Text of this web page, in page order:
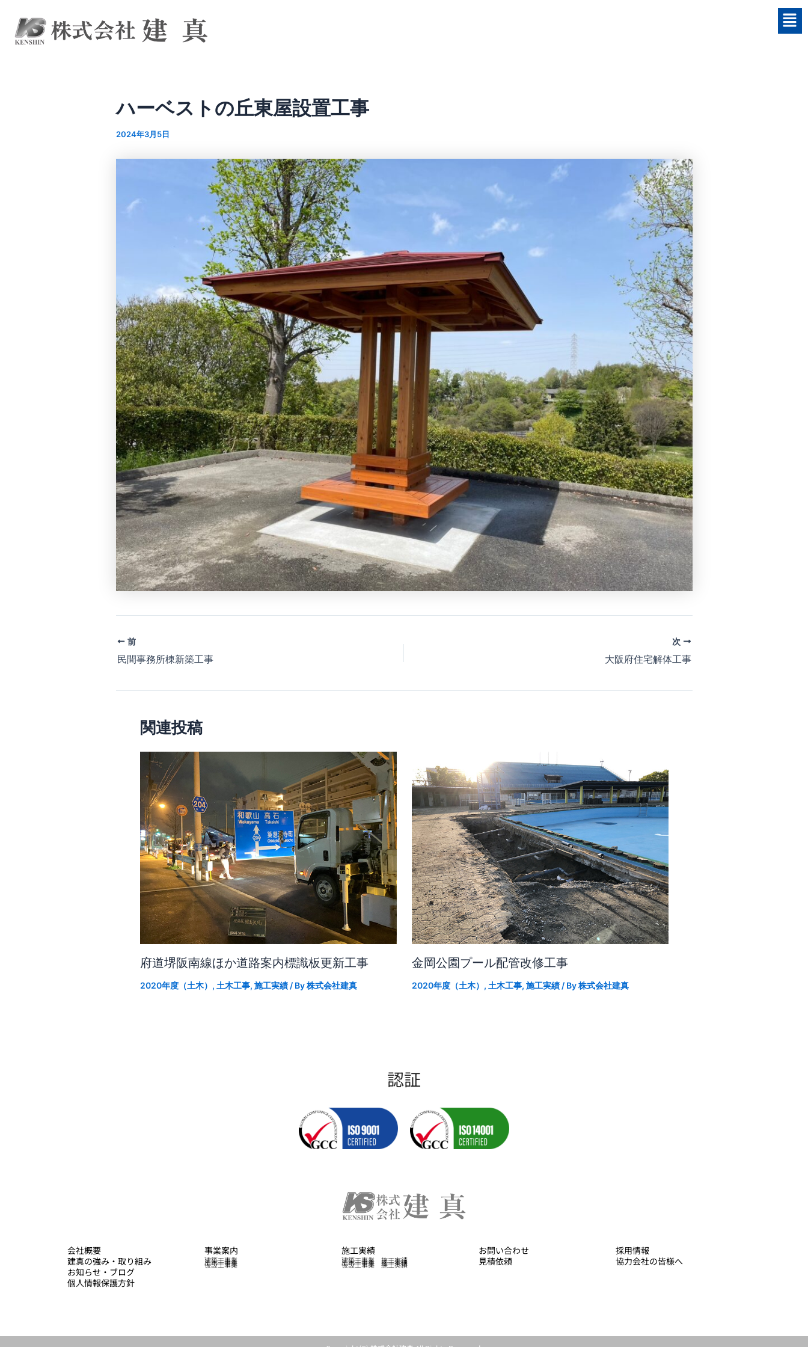
ハーベストの丘東屋設置工事
2024年3月5日
navigation
前
民間事務所棟新築工事
次
大阪府住宅解体工事
関連投稿
府道堺阪南線ほか道路案内標識板更新工事
2020年度（土木） , 土木工事, 施工実績/ By株式会社建真
金岡公園プール配管改修工事
2020年度（土木） , 土木工事, 施工実績/ By株式会社建真
認証
会社概要
建真の強み・取り組み
お知らせ・ブログ
個人情報保護方針
事業案内
建築工事業
土木工事業
仮設工事業
施工実績
建築工事業 施工実績
土木工事業 施工実績
仮設工事業 施工実績
お問い合わせ
見積依頼
採用情報
協力会社の皆様へ